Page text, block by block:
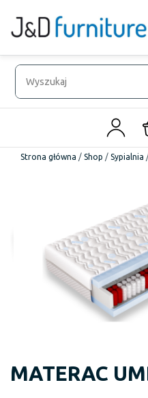
Strona główna / Shop / Sypialnia
MATERAC